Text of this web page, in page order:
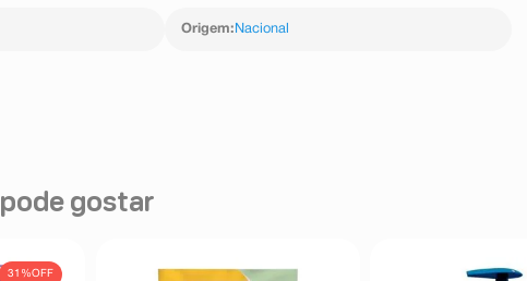
Origem: Nacional
gostar
31%OFF